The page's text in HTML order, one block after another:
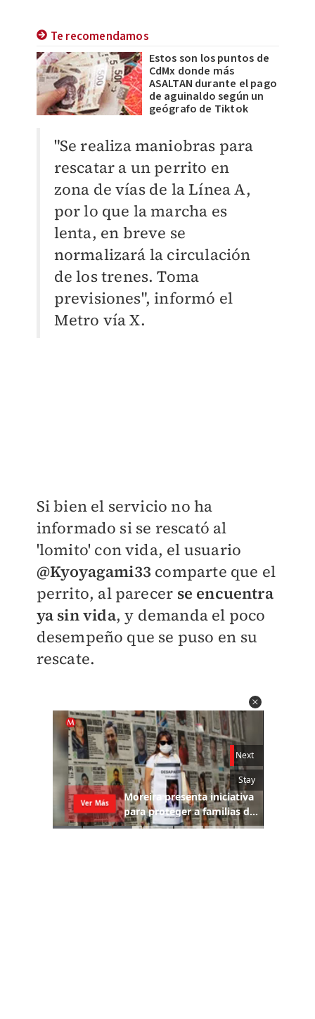
Te recomendamos
Estos son los puntos de
CdMx donde más
ASALTAN durante el pago
de aguinaldo según un
geógrafo de Tiktok
"Se realiza maniobras para
rescatar a un perrito en
zona de vías de la Línea A,
por lo que la marcha es
lenta, en breve se
normalizará la circulación
de los trenes. Toma
previsiones", informó el
Metro vía X.
Si bien el servicio no ha
informado si se rescató al
'lomito' con vida, el usuario
@Kyoyagami33 comparte que el
perrito, al parecer se encuentra
ya sin vida, y demanda el poco
desempeño que se puso en su
rescate.